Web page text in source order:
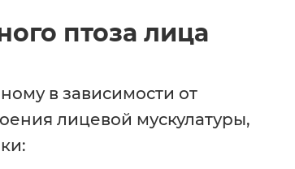
птоза лица
в зависимости от
лицевой мускулатуры,